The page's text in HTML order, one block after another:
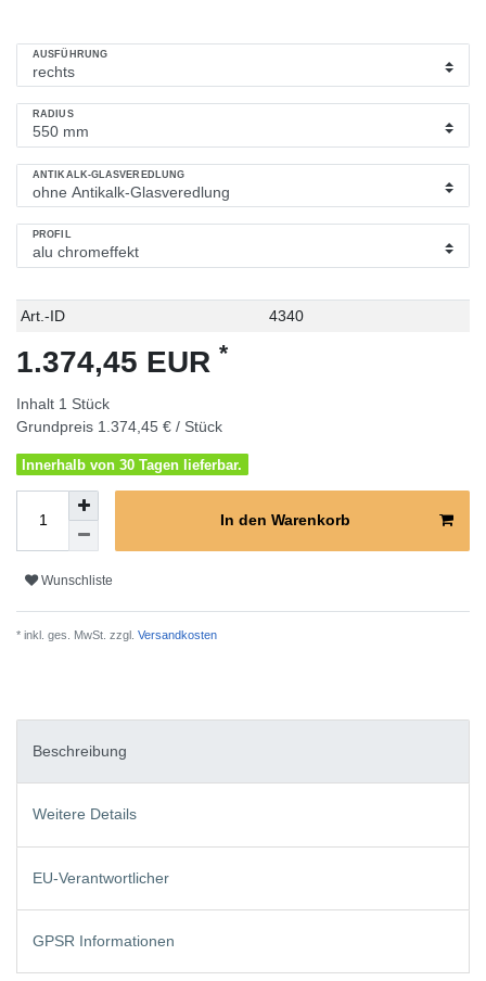
AUSFÜHRUNG
RADIUS
ANTIKALK-GLASVEREDLUNG
PROFIL
Technisches
Wert
Art.-ID 4340
1.374,45 EUR *
Inhalt 1 Stück
Grundpreis 1.374,45 € / Stück
Innerhalb von 30 Tagen lieferbar.
In den Warenkorb
Wunschliste
* inkl. ges. MwSt. zzgl. Versandkosten
Beschreibung
Weitere Details
EU-Verantwortlicher
GPSR Informationen